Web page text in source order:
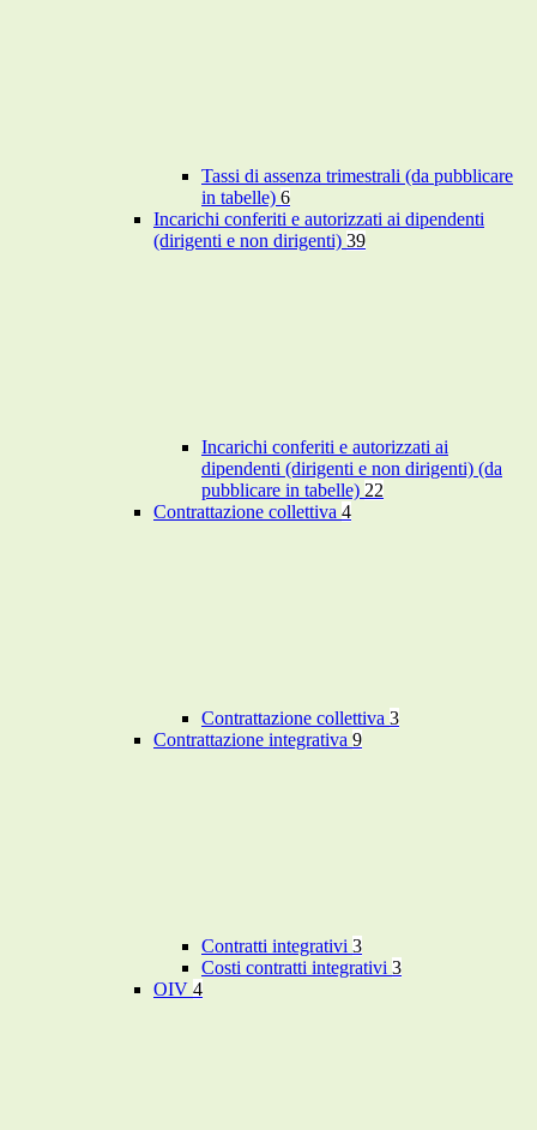
Tassi di assenza trimestrali (da pubblicare
in tabelle) 6
Incarichi conferiti e autorizzati ai dipendenti
(dirigenti e non dirigenti) 39
Incarichi conferiti e autorizzati ai
dipendenti (dirigenti e non dirigenti) (da
pubblicare in tabelle) 22
Contrattazione collettiva 4
Contrattazione collettiva 3
Contrattazione integrativa 9
Contratti integrativi 3
Costi contratti integrativi 3
OIV 4